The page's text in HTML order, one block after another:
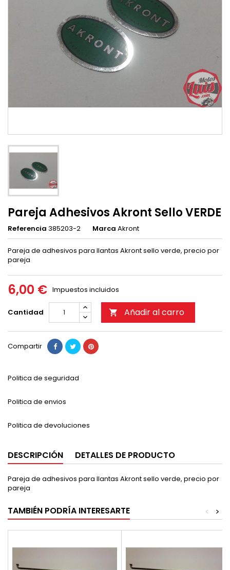
Pareja Adhesivos Akront Sello VERDE
Referencia 385203-2 Marca Akront
Pareja de adhesivos para llantas Akront sello verde, precio por
pareja
6,00 € Impuestos incluidos
Cantidad  Añadir al carro
Compartir
Politica de seguridad
Politica de envios
Politica de devoluciones
DESCRIPCIÓN DETALLES DE PRODUCTO
Pareja de adhesivos para llantas Akront sello verde, precio por
pareja
TAMBIÉN PODRÍA INTERESARTE >
<